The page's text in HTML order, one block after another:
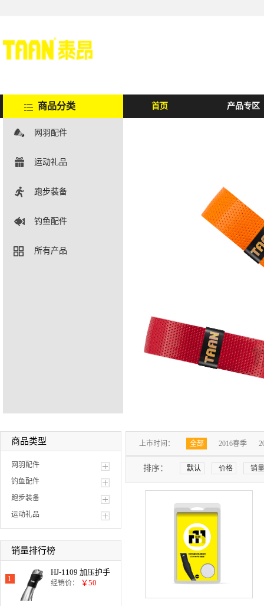
商品分类
网羽配件
运动礼品
跑步装备
钓鱼配件
所有产品
首页 产品专区
商品类型
网羽配件
钓鱼配件
跑步装备
运动礼品
销量排行榜
1
HJ-1109 加压护手
腕带
经销价： ￥50
上市时间： 全部 2016春季
排序： 默认 价格 销量